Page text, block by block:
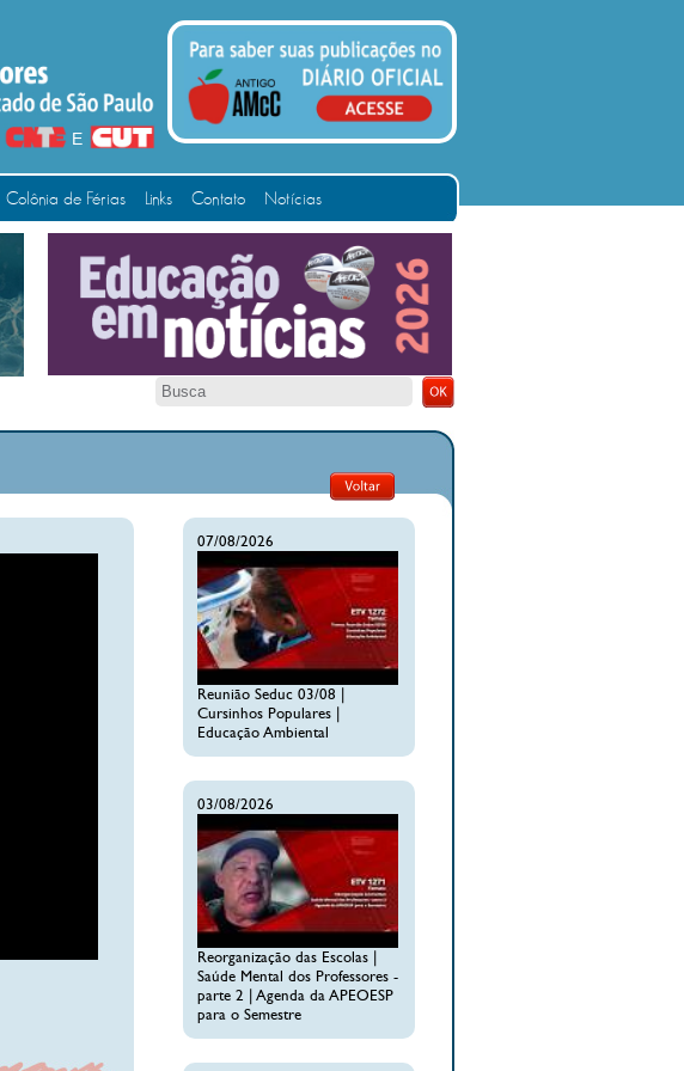
E
Colônia de Férias Links Contato Notícias
07/08/2026
Reunião Seduc 03/08 |
Cursinhos Populares |
Educação Ambiental
03/08/2026
Reorganização das Escolas |
Saúde Mental dos Professores -
parte 2 | Agenda da APEOESP
para o Semestre